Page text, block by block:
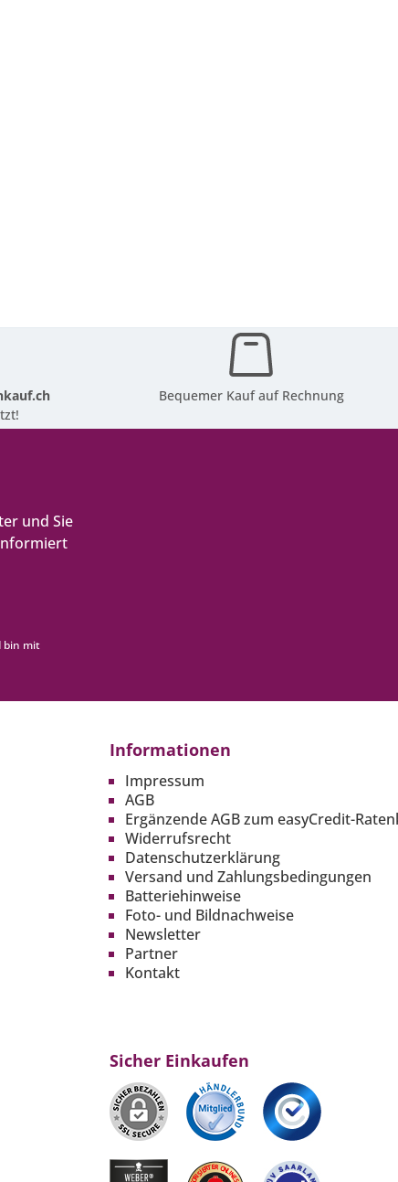
Bequemer Kauf auf Rechnung
und Sie
bin mit
Informationen
Impressum
AGB
Ergänzende AGB zum easyCredit-
Widerrufsrecht
Datenschutzerklärung
Versand und Zahlungsbedingungen
Batteriehinweise
Foto- und Bildnachweise
Newsletter
Partner
Kontakt
Sicher Einkaufen